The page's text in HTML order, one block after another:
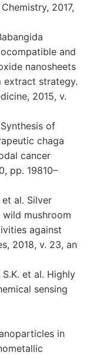
2017,
and
nanosheets
extract strategy.
2015, v.
of
chaga
cancer
pp. 19810–
et al. Silver
mushroom
against
2018, v. 23, an
S.K. et al. Highly
sensing
in